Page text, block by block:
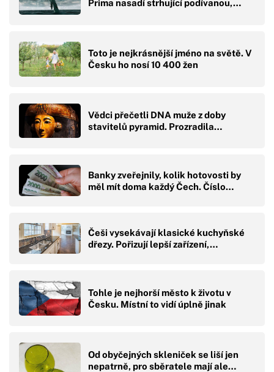
Prima nasadí strhující podívanou,…
Toto je nejkrásnější jméno na světě. V
Česku ho nosí 10 400 žen
Vědci přečetli DNA muže z doby
stavitelů pyramid. Prozradila…
Banky zveřejnily, kolik hotovosti by
měl mít doma každý Čech. Číslo…
Češi vysekávají klasické kuchyňské
dřezy. Pořizují lepší zařízení,…
Tohle je nejhorší město k životu v
Česku. Místní to vidí úplně jinak
Od obyčejných skleniček se liší jen
nepatrně, pro sběratele mají ale…